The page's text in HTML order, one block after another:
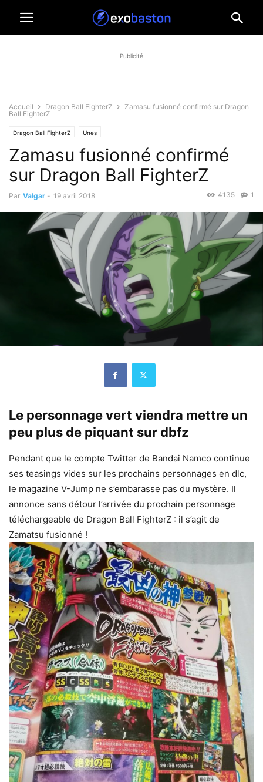
Publicité
Accueil Dragon Ball FighterZ
Zamasu fusionné confirmé sur Dragon
Ball FighterZ
Dragon Ball FighterZ Unes
Zamasu fusionné confirmé
sur Dragon Ball FighterZ
Par Valgar - 19 avril 2018 1
4135
Le personnage vert viendra mettre un
peu plus de piquant sur dbfz
Pendant que le compte Twitter de Bandai Namco continue
ses teasings vides sur les prochains personnages en dlc,
le magazine V-Jump ne s’embarasse pas du mystère. Il
annonce sans détour l’arrivée du prochain personnage
téléchargeable de Dragon Ball FighterZ : il s’agit de
Zamatsu fusionné !